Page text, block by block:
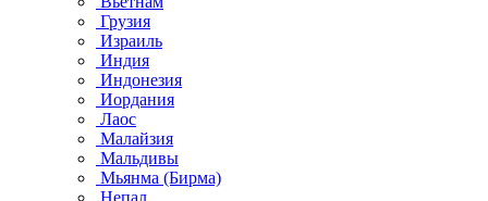
Грузия
Израиль
Индия
Индонезия
Иордания
Лаос
Малайзия
Мальдивы
Мьянма (Бирма)
Непал